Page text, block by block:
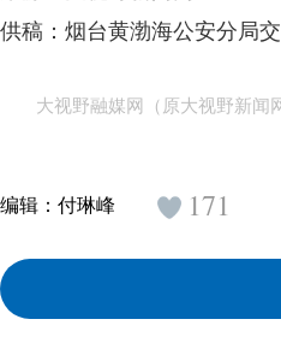
供稿：烟台黄渤海公安分局
大视野融媒网（原大视野新闻
编辑： 付琳峰 171